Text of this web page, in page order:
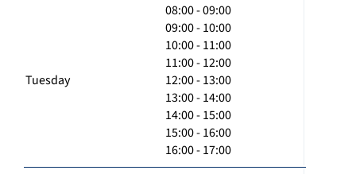
Tuesday
08:00 - 09:00
09:00 - 10:00
10:00 - 11:00
11:00 - 12:00
12:00 - 13:00
13:00 - 14:00
14:00 - 15:00
15:00 - 16:00
16:00 - 17:00